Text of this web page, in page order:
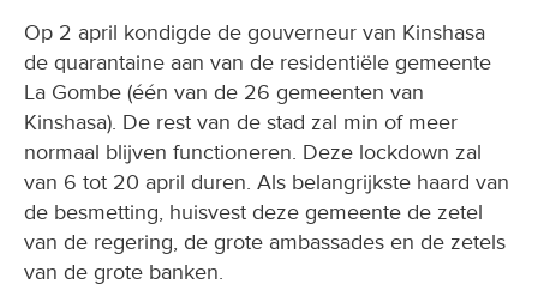
Op 2 april kondigde de gouverneur van Kinshasa
de quarantaine aan van de residentiële gemeente
La Gombe (één van de 26 gemeenten van
Kinshasa). De rest van de stad zal min of meer
normaal blijven functioneren. Deze lockdown zal
van 6 tot 20 april duren. Als belangrijkste haard van
de besmetting, huisvest deze gemeente de zetel
van de regering, de grote ambassades en de zetels
van de grote banken.